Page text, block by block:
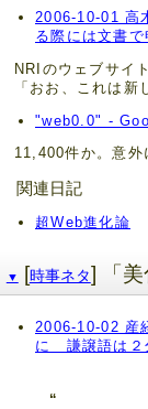
2006-10-01 高
る際には文書
NRIのウェブサイ
「おお、これは新
"web0.0" -
11,400件か。意外
関連日記
超Web進化論
▼ [時事ネタ] 「
2006-10-02 産
に 謙譲語は２